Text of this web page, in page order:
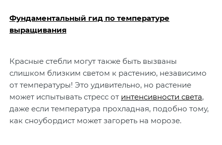
Фундаментальный гид по температуре
выращивания
Красные стебли могут также быть вызваны
слишком близким светом к растению, независимо
от температуры! Это удивительно, но растение
может испытывать стресс от интенсивности света,
даже если температура прохладная, подобно тому,
как сноубордист может загореть на морозе.